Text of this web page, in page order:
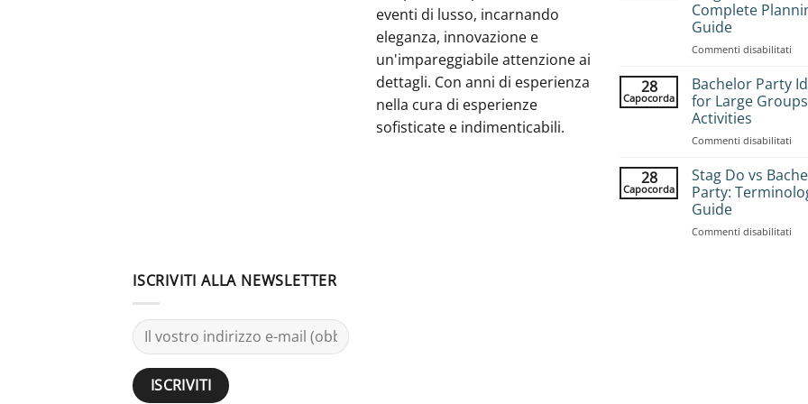
eventi di lusso, incarnando
eleganza, innovazione e
un'impareggiabile attenzione ai
dettagli. Con anni di esperienza
nella cura di esperienze
sofisticate e indimenticabili.
Complete
Guide
Commenti disabilitati
to
28
Capocorda
Bachelor Party
for Large
Activities
Commenti disabilitati
Ideas
for
28
Capocorda
Stag Do vs
Party:
Guide
Commenti disabilitati
ISCRIVITI ALLA NEWSLETTER